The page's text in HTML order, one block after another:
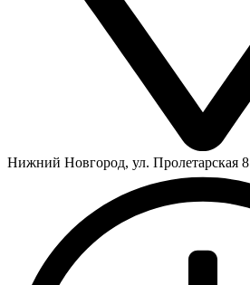
Нижний Новгород, ул. Пролетарская 8